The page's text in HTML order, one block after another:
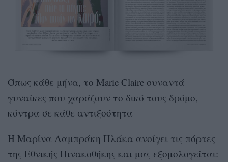
Όπως κάθε μήνα, το Marie Claire συναντά
γυναίκες που χαράζουν το δικό τους δρόμο,
κόντρα σε κάθε αντιξοότητα
Η Μαρίνα Λαμπράκη Πλάκα ανοίγει τις πόρτες
της Εθνικής Πινακοθήκης και μας εξομολογείται: